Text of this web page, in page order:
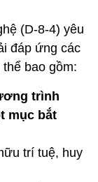
(D-8-4) yêu
đáp ứng các
bao gồm:
trình
mục bắt
trí tuệ, huy